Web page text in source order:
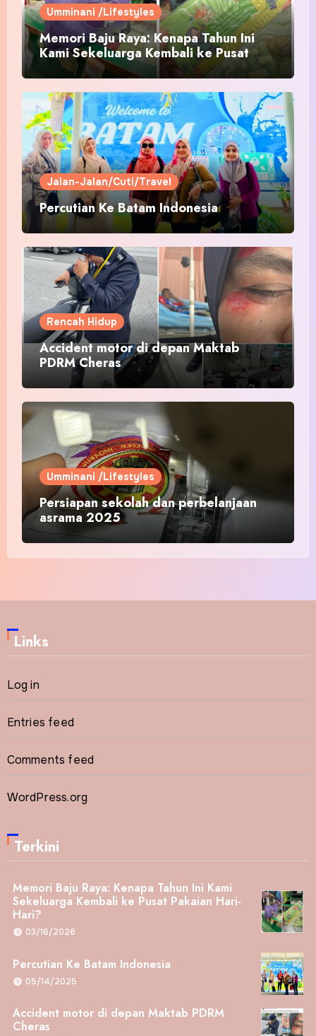
Umminani /Lifestyles
Memori Baju Raya: Kenapa Tahun Ini
Kami Sekeluarga Kembali ke Pusat
Pakaian Hari-Hari?
Jalan-Jalan/Cuti/Travel
Percutian Ke Batam Indonesia
Rencah Hidup
Accident motor di depan Maktab
PDRM Cheras
Umminani /Lifestyles
Persiapan sekolah dan perbelanjaan
asrama 2025
Links
Log in
Entries feed
Comments feed
WordPress.org
Terkini
Memori Baju Raya: Kenapa Tahun Ini Kami
Sekeluarga Kembali ke Pusat Pakaian Hari-
Hari?
03/16/2026
Percutian Ke Batam Indonesia
05/14/2025
Accident motor di depan Maktab PDRM
Cheras